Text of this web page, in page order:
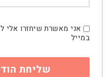
אני מאשרת שיחזרו אלי
במייל